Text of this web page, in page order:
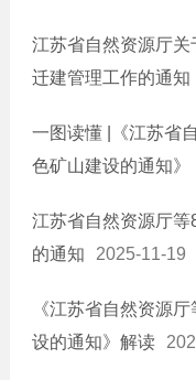
江苏省自然资源厅
迁建管理工作的通知
一图读懂 |《江苏省
色矿山建设的通知》
江苏省自然资源厅
的通知
2025-11-19
《江苏省自然资源
设的通知》解读